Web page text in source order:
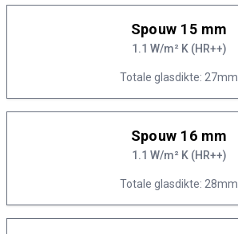
Spouw 15 mm
1.1 W/m² K (HR++)
Totale glasdikte: 27mm
Spouw 16 mm
1.1 W/m² K (HR++)
Totale glasdikte: 28mm